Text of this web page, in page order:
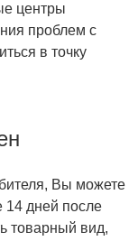
центры
проблем с
в точку
Вы можете
14 дней после
товарный вид,